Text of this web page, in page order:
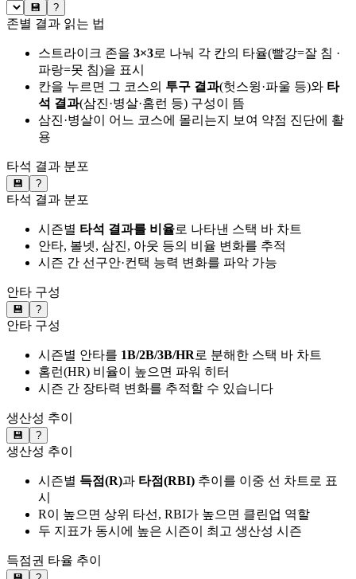
💾 ?
존별 결과 읽는 법
스트라이크 존을 3×3로 나눠 각 칸의 타율(빨강=잘 침 ·
파랑=못 침)을 표시
칸을 누르면 그 코스의 투구 결과(헛스윙·파울 등)와 타
석 결과(삼진·병살·홈런 등) 구성이 뜸
삼진·병살이 어느 코스에 몰리는지 보여 약점 진단에 활
용
타석 결과 분포
💾 ?
타석 결과 분포
시즌별 타석 결과를 비율로 나타낸 스택 바 차트
안타, 볼넷, 삼진, 아웃 등의 비율 변화를 추적
시즌 간 선구안·컨택 능력 변화를 파악 가능
안타 구성
💾 ?
안타 구성
시즌별 안타를 1B/2B/3B/HR로 분해한 스택 바 차트
홈런(HR) 비율이 높으면 파워 히터
시즌 간 장타력 변화를 추적할 수 있습니다
생산성 추이
💾 ?
생산성 추이
시즌별 득점(R)과 타점(RBI) 추이를 이중 선 차트로 표
시
R이 높으면 상위 타선, RBI가 높으면 클린업 역할
두 지표가 동시에 높은 시즌이 최고 생산성 시즌
득점권 타율 추이